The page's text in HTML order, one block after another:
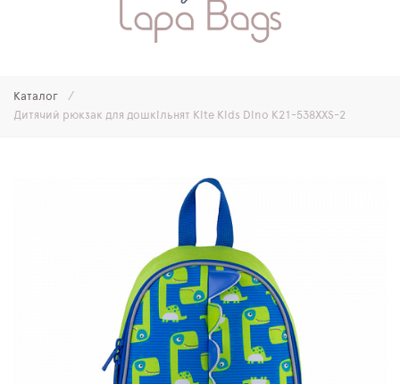
ШКІЛЬНІ РЮКЗАКИ ТА РАНЦІ
МОЛОДІЖНІ РЮКЗАКИ
SCHOOL STANDARD
Каталог
Дитячий рюкзак для дошкільнят Kite Kids Dino K21-538XXS-2